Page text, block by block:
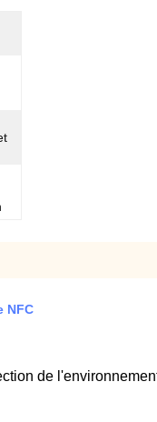
NFC
de